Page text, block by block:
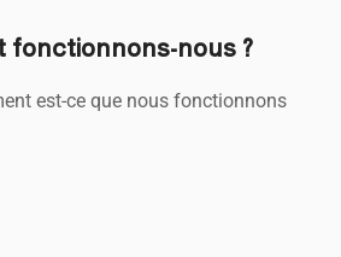
fonctionnons-nous ?
est-ce que nous fonctionnons